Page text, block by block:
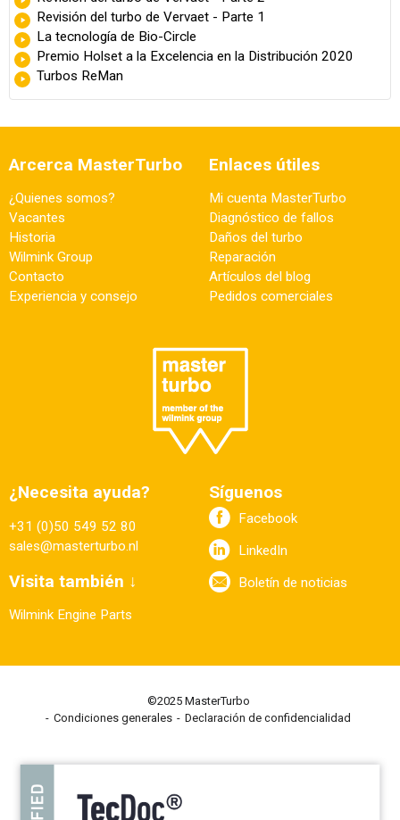
Revisión del turbo de Vervaet - Parte 1
La tecnología de Bio-Circle
Premio Holset a la Excelencia en la Distribución 2020
Turbos ReMan
Arcerca MasterTurbo
¿Quienes somos?
Vacantes
Historia
Wilmink Group
Contacto
Experiencia y consejo
Enlaces útiles
Mi cuenta MasterTurbo
Diagnóstico de fallos
Daños del turbo
Reparación
Artículos del blog
Pedidos comerciales
¿Necesita ayuda?
+31 (0)50 549 52 80
sales@masterturbo.nl
Visita también ↓
Wilmink Engine Parts
Síguenos
Facebook
LinkedIn
Boletín de noticias
©2025 MasterTurbo
Condiciones generales
Declaración de confidencialidad